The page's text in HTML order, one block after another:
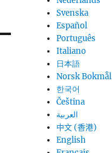
Svenska
Español
Português
Italiano
日本語
Norsk Bokmål
한국어
Čeština
العربية
中文 (香港)
English